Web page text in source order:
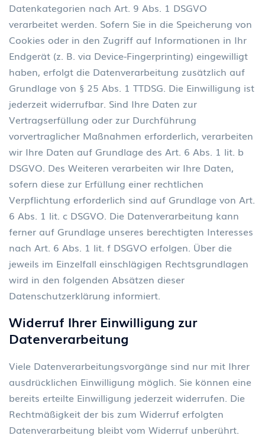
Datenkategorien nach Art. 9 Abs. 1 DSGVO
verarbeitet werden. Sofern Sie in die Speicherung von
Cookies oder in den Zugriff auf Informationen in Ihr
Endgerät (z. B. via Device-Fingerprinting) eingewilligt
haben, erfolgt die Datenverarbeitung zusätzlich auf
Grundlage von § 25 Abs. 1 TTDSG. Die Einwilligung ist
jederzeit widerrufbar. Sind Ihre Daten zur
Vertragserfüllung oder zur Durchführung
vorvertraglicher Maßnahmen erforderlich, verarbeiten
wir Ihre Daten auf Grundlage des Art. 6 Abs. 1 lit. b
DSGVO. Des Weiteren verarbeiten wir Ihre Daten,
sofern diese zur Erfüllung einer rechtlichen
Verpflichtung erforderlich sind auf Grundlage von Art.
6 Abs. 1 lit. c DSGVO. Die Datenverarbeitung kann
ferner auf Grundlage unseres berechtigten Interesses
nach Art. 6 Abs. 1 lit. f DSGVO erfolgen. Über die
jeweils im Einzelfall einschlägigen Rechtsgrundlagen
wird in den folgenden Absätzen dieser
Datenschutzerklärung informiert.
Widerruf Ihrer Einwilligung zur
Datenverarbeitung
Viele Datenverarbeitungsvorgänge sind nur mit Ihrer
ausdrücklichen Einwilligung möglich. Sie können eine
bereits erteilte Einwilligung jederzeit widerrufen. Die
Rechtmäßigkeit der bis zum Widerruf erfolgten
Datenverarbeitung bleibt vom Widerruf unberührt.